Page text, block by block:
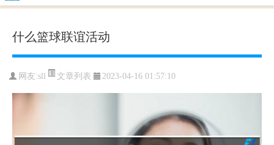
什么篮球联谊活动
网友:sll 文章列表 2023-04-16 01:57:10